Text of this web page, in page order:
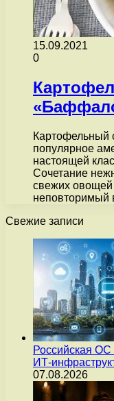
15.09.2021
0
популярное
настоящей
Сочетание
свежих овощей
неповторимый
Свежие записи
Российская ОС
ИТ-
07.08.2026